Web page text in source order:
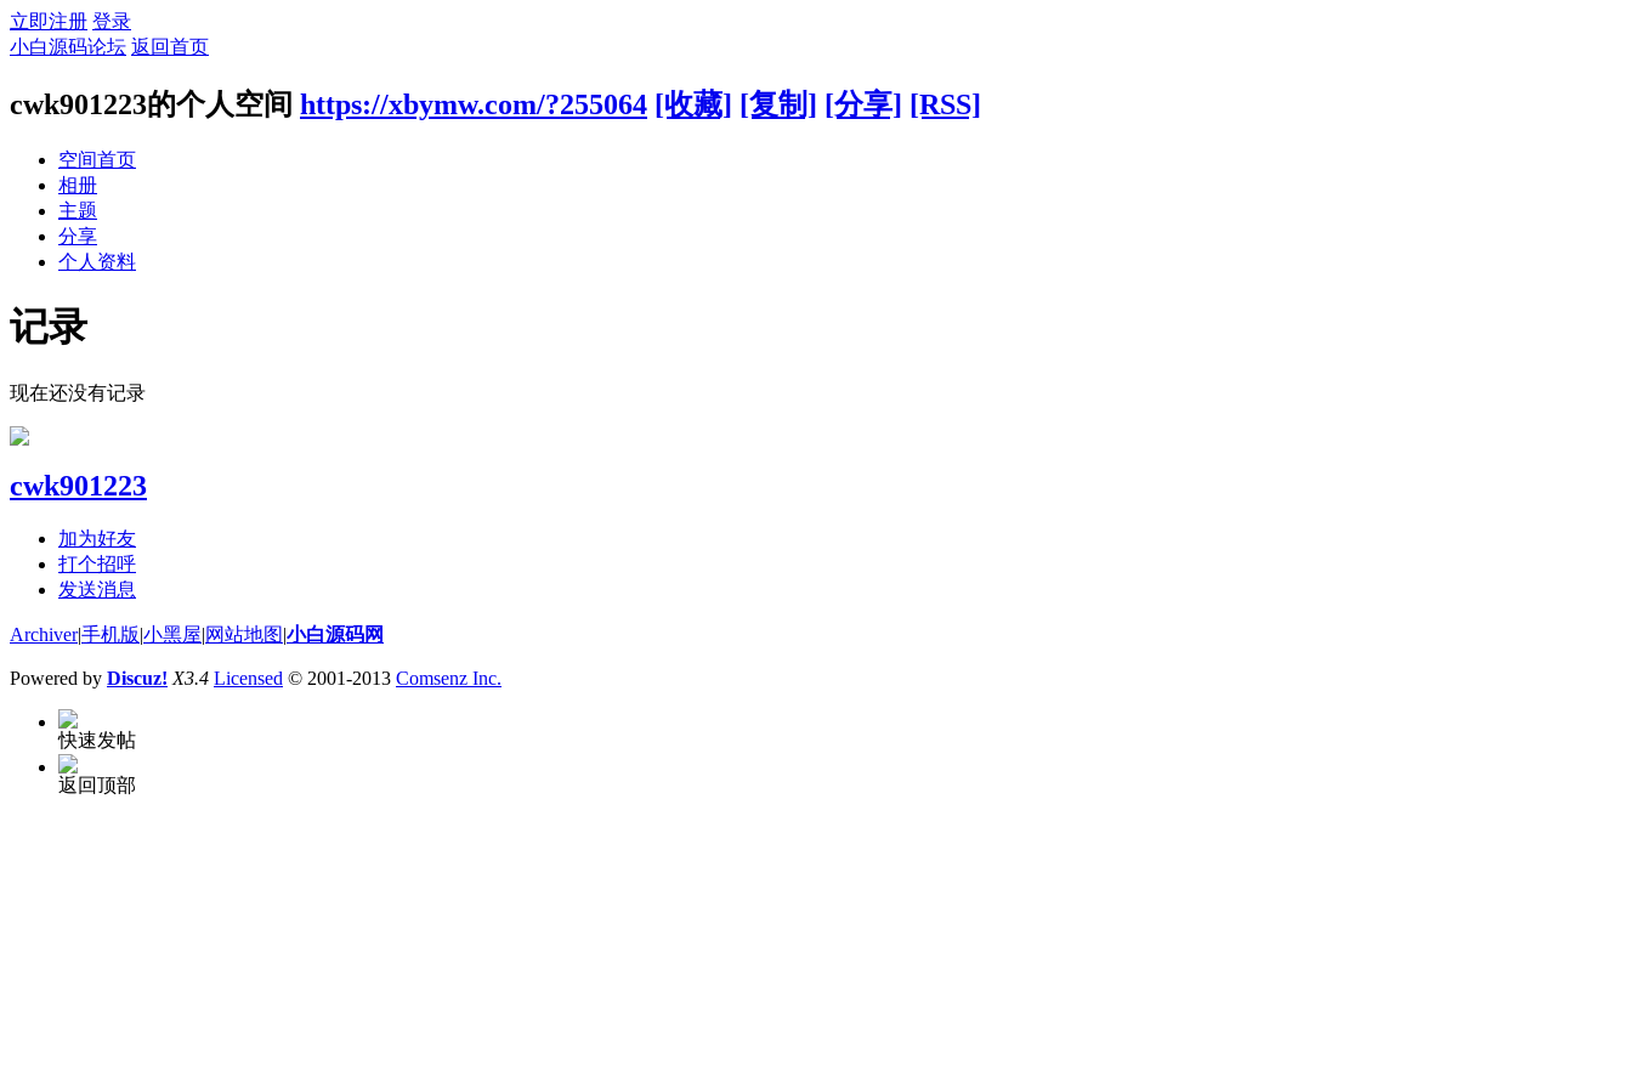
立即注册 登录
小白源码论坛 返回首页
cwk901223的个人空间 https://xbymw.com/?255064 [收藏] [复制] [分享] [RSS]
空间首页
相册
主题
分享
个人资料
记录
现在还没有记录
cwk901223
加为好友
打个招呼
发送消息
Archiver|手机版|小黑屋|网站地图|小白源码网
Powered by Discuz! X3.4 Licensed © 2001-2013 Comsenz Inc.
快速发帖
返回顶部